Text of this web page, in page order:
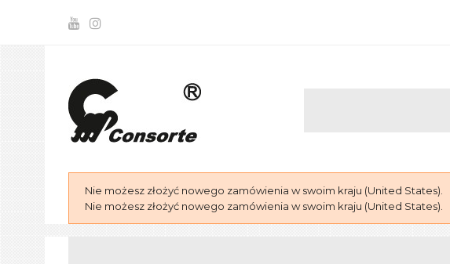
Nie możesz złożyć nowego zamówienia w swoim kraju (United States).
Nie możesz złożyć nowego zamówienia w swoim kraju (United States).